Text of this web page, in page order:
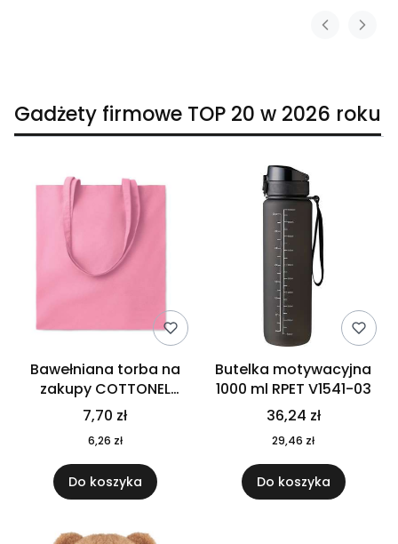
Gadżety firmowe TOP 20 w 2026 roku
Bawełniana torba na
zakupy COTTONEL
COLOUR++ MO9846-11
7,70 zł
6,26 zł
Do koszyka
Butelka motywacyjna
1000 ml RPET V1541-03
36,24 zł
29,46 zł
Do koszyka